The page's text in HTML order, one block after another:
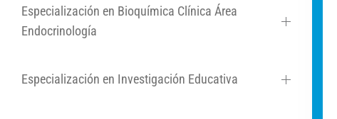
Especialización en Bioquímica Clínica Área
Endocrinología
Especialización en Investigación Educativa